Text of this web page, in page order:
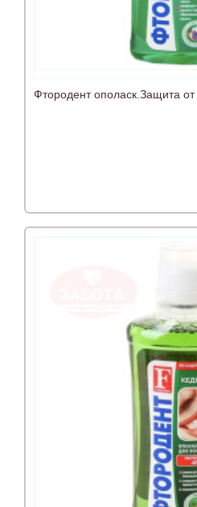
Фтородент ополаск.Защита